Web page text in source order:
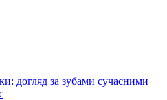
догляд за зубами сучасними